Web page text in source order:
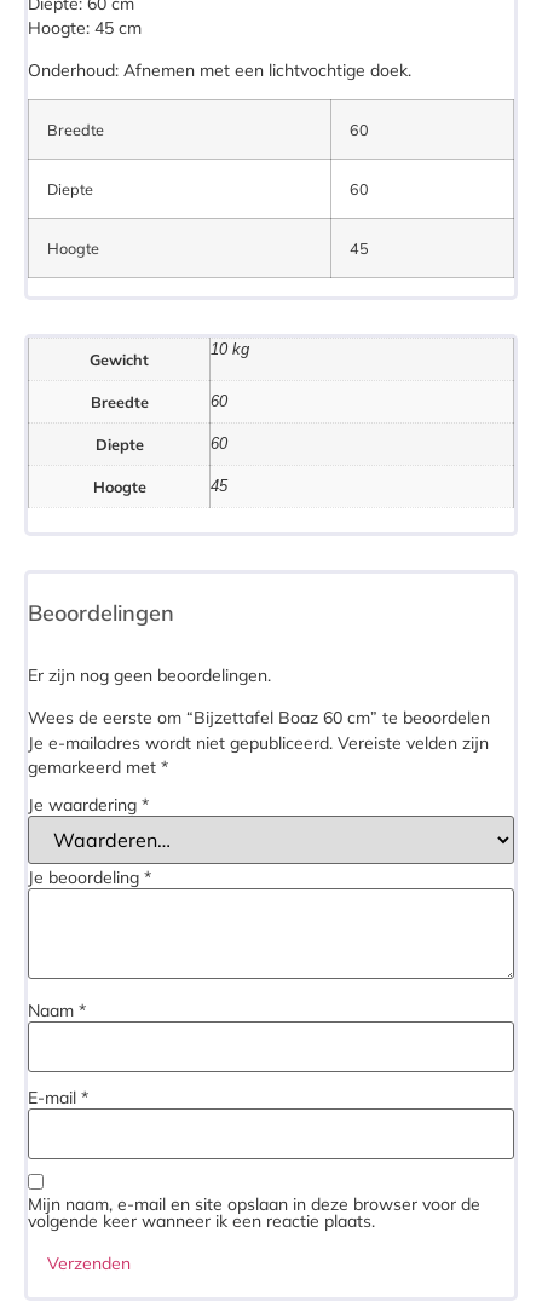
Hoogte: 45 cm
Onderhoud: Afnemen met een lichtvochtige doek.
Breedte 60
Diepte 60
Hoogte 45
Gewicht 10 kg
Breedte 60
Diepte 60
Hoogte 45
Beoordelingen
Er zijn nog geen beoordelingen.
Wees de eerste om “Bijzettafel Boaz 60 cm” te beoordelen
Je e-mailadres wordt niet gepubliceerd. Vereiste velden zijn
gemarkeerd met *
Je waardering *
Je beoordeling *
Naam *
E-mail *
Mijn naam, e-mail en site opslaan in deze browser voor de
volgende keer wanneer ik een reactie plaats.